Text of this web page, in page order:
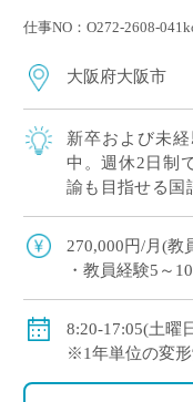
仕事NO：O272-2608-
大阪府大阪市
新卒および未
中。週休2日制
諭も目指せる国
迎。教育への
[…]
270,000円/月(教
・教員経験5～
◇手当：各種有
◇賞与：有
8:20-17:05(土曜
※1年単位の変形